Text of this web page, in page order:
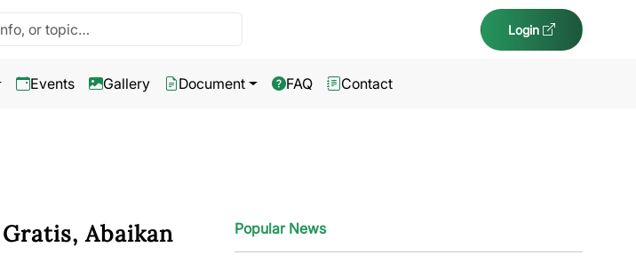
Login
Events Gallery Document FAQ Contact
Abaikan
Popular News